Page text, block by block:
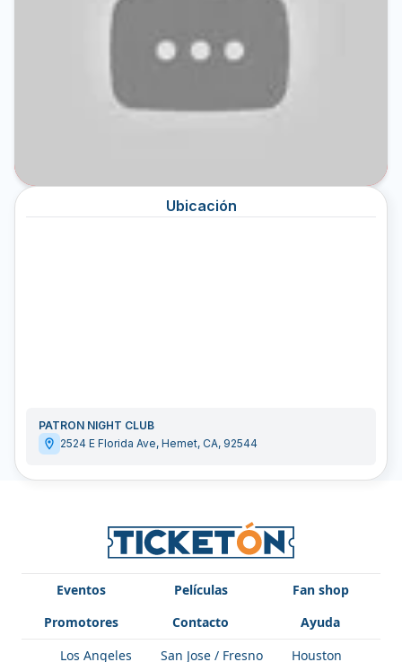
Ubicación
PATRON NIGHT CLUB
2524 E Florida Ave, Hemet, CA, 92544
Eventos Películas
Fan shop
Promotores
Contacto
Ayuda
Los Angeles
San Jose / Fresno Houston